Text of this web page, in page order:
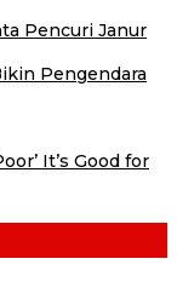
Pencuri Janur
Pengendara
It’s Good for